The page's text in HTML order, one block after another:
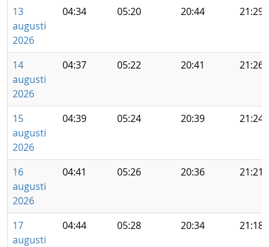
13
augusti
2026
04:34 05:20 20:44 21:29
14
augusti
2026
04:37 05:22 20:41 21:26
15
augusti
2026
04:39 05:24 20:39 21:24
16
augusti
2026
04:41 05:26 20:36 21:21
17
augusti
04:44 05:28 20:34 21:18